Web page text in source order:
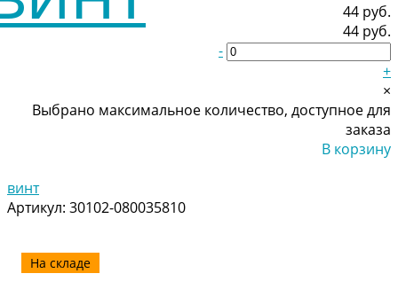
44 руб.
44 руб.
-
+
×
Выбрано максимальное количество, доступное для
заказа
В корзину
винт
Артикул: 30102-080035810
На складе